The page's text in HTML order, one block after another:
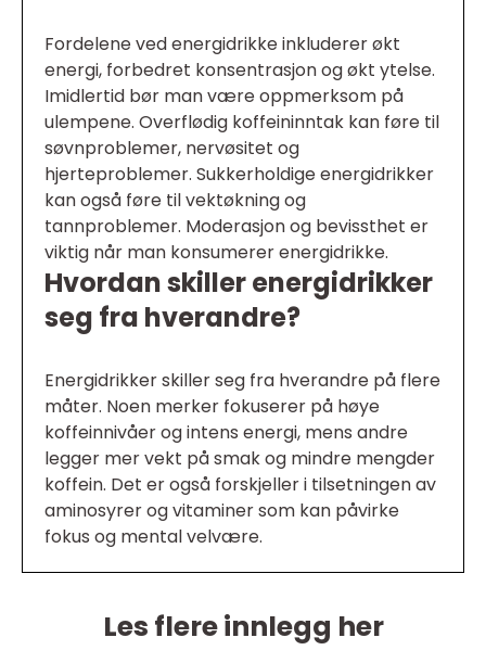
Fordelene ved energidrikke inkluderer økt
energi, forbedret konsentrasjon og økt ytelse.
Imidlertid bør man være oppmerksom på
ulempene. Overflødig koffeininntak kan føre til
søvnproblemer, nervøsitet og
hjerteproblemer. Sukkerholdige energidrikker
kan også føre til vektøkning og
tannproblemer. Moderasjon og bevissthet er
viktig når man konsumerer energidrikke.
Hvordan skiller energidrikker
seg fra hverandre?
Energidrikker skiller seg fra hverandre på flere
måter. Noen merker fokuserer på høye
koffeinnivåer og intens energi, mens andre
legger mer vekt på smak og mindre mengder
koffein. Det er også forskjeller i tilsetningen av
aminosyrer og vitaminer som kan påvirke
fokus og mental velvære.
Les flere innlegg her